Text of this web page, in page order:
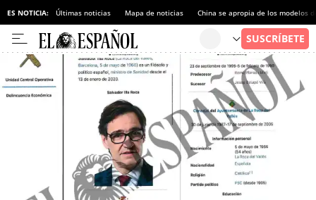
ES NOTICIA: Últimas noticias Mapa de noticias China se apropia de los modelos